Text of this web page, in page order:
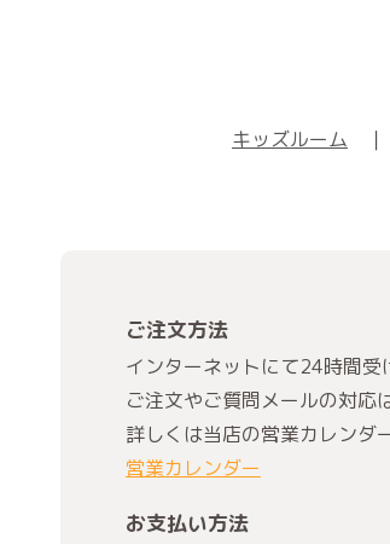
キッズルーム
ご注文方法
インターネットにて24時間受
ご注文やご質問メールの対応
詳しくは当店の営業カレンダ
営業カレンダー
お支払い方法